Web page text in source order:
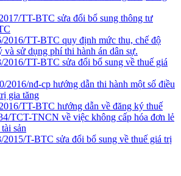
TT-BTC sửa đổi bổ sung thông tư
2016/TT-BTC quy định mức thu, chế độ
và sử dụng phí thi hành án dân sự.
2016/TT-BTC sửa đổi bổ sung về thuế giá
2016/nđ-cp hướng dẫn thi hành một số điều
gia tăng
TT-BTC hướng dẫn về đăng ký thuế
TCT-TNCN về việc không cấp hóa đơn lẻ
sản
2015/T-BTC sửa đổi bổ sung về thuế giá trị